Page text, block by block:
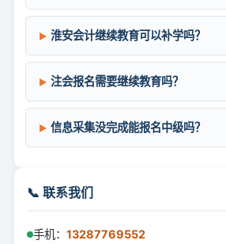
淮安会计继续教育可以补学吗？
注会报名需要继续教育吗？
信息采集没完成能报名中级吗？
📞 联系我们
手机： 13287769552